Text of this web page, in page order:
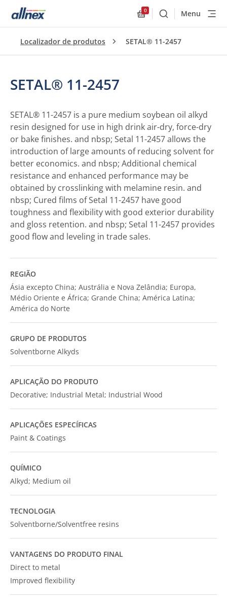
0
BuscarMenu
Localizador de produtos SETAL® 11-2457
SETAL® 11-2457
SETAL® 11-2457 is a pure medium soybean oil alkyd
resin designed for use in high drink air-dry, force-dry
or bake finishes. and nbsp; Setal 11-2457 allows the
introduction of large amounts of reducing solvent for
better economics. and nbsp; Additional chemical
resistance and enhanced performance may be
obtained by crosslinking with melamine resin. and
nbsp; Cured films of Setal 11-2457 have good
toughness and flexibility with good exterior durability
and gloss retention. and nbsp; Setal 11-2457 provides
good flow and leveling in trade sales.
REGIÃO
Ásia excepto China; Austrália e Nova Zelândia; Europa,
Médio Oriente e África; Grande China; América Latina;
América do Norte
GRUPO DE PRODUTOS
Solventborne Alkyds
APLICAÇÃO DO PRODUTO
Decorative; Industrial Metal; Industrial Wood
APLICAÇÕES ESPECÍFICAS
Paint & Coatings
QUÍMICO
Alkyd; Medium oil
TECNOLOGIA
Solventborne/Solventfree resins
VANTAGENS DO PRODUTO FINAL
Direct to metal
Improved flexibility